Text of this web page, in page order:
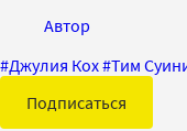
Автор
#Джулия Кох#Тим
Подписаться